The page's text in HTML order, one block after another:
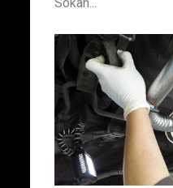
Sokan...